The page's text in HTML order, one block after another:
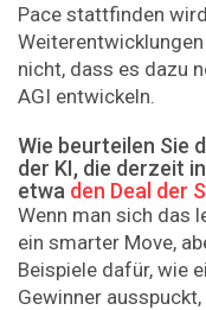
Pace stattfinden
nicht, dass es dazu
AGI entwickeln.
Wie beurteilen Sie
der KI, die derzeit
etwa den Deal der
Wenn man sich das
ein smarter Move,
Beispiele dafür, wie
Gewinner